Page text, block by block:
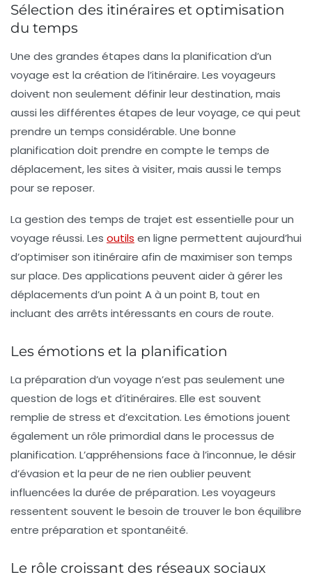
Sélection des itinéraires et optimisation
du temps
Une des grandes étapes dans la planification d’un
voyage est la création de l’itinéraire. Les voyageurs
doivent non seulement définir leur destination, mais
aussi les différentes étapes de leur voyage, ce qui peut
prendre un temps considérable. Une bonne
planification doit prendre en compte le temps de
déplacement, les sites à visiter, mais aussi le temps
pour se reposer.
La gestion des temps de trajet est essentielle pour un
voyage réussi. Les outils en ligne permettent aujourd’hui
d’optimiser son itinéraire afin de maximiser son temps
sur place. Des applications peuvent aider à gérer les
déplacements d’un point A à un point B, tout en
incluant des arrêts intéressants en cours de route.
Les émotions et la planification
La préparation d’un voyage n’est pas seulement une
question de logs et d’itinéraires. Elle est souvent
remplie de stress et d’excitation. Les émotions jouent
également un rôle primordial dans le processus de
planification. L’appréhensions face à l’inconnue, le désir
d’évasion et la peur de ne rien oublier peuvent
influencées la durée de préparation. Les voyageurs
ressentent souvent le besoin de trouver le bon équilibre
entre préparation et spontanéité.
Le rôle croissant des réseaux sociaux